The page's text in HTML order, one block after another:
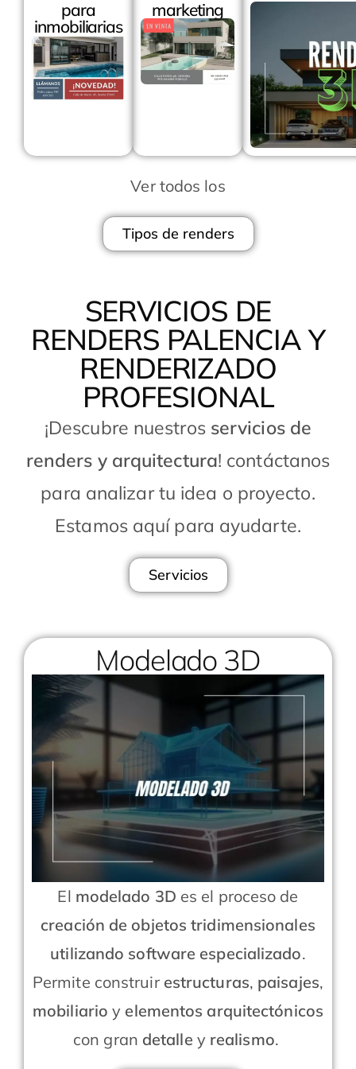
para
inmobiliarias
marketing
Ver todos los
Tipos de renders
SERVICIOS DE
RENDERS PALENCIA Y
RENDERIZADO
PROFESIONAL
¡Descubre nuestrosservicios de
renders y arquitectura! contáctanos
para analizar tu idea o proyecto.
Estamos aquí para ayudarte.
Servicios
Modelado 3D
El modelado 3D es el proceso de
creación de objetos tridimensionales
utilizando software especializado.
Permite construir estructuras, paisajes,
mobiliario y elementos arquitectónicos
con gran detalle y realismo.